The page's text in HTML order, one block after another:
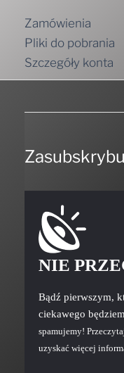
Zamówienia
Pliki do pobrania
Szczegóły konta
NIE
Bądź pierwszym,
ciekawego
spamujemy!
uzyskać więcej